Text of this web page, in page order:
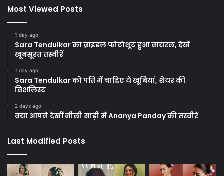
Most Viewed Posts
1 day ago
Sara Tendulkar का ब्राइडल फोटोशूट हुआ वायरल, देखें
खूबसूरत तस्वीरें
1 day ago
Sara Tendulkar को पति में चाहिए ये खूबियां, शेयर की
विशलिस्ट
2 days ago
क्या आपने देखीं नीली साड़ी में Ananya Panday की तस्वीरें
Last Modified Posts